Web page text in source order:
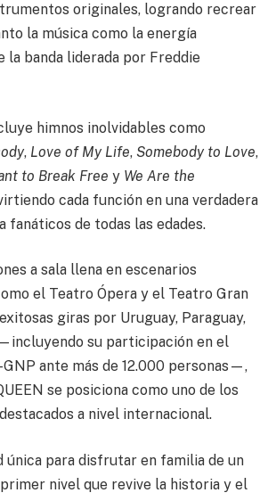
originales, logrando recrear
la música como la energía
la banda liderada por Freddie
himnos inolvidables como
, Love of My Life, Somebody to Love,
to Break Free y We Are the
cada función en una verdadera
fanáticos de todas las edades.
a sala llena en escenarios
el Teatro Ópera y el Teatro Gran
giras por Uruguay, Paraguay,
su participación en el
ante más de 12.000 personas—,
se posiciona como uno de los
a nivel internacional.
única para disfrutar en familia de un
nivel que revive la historia y el